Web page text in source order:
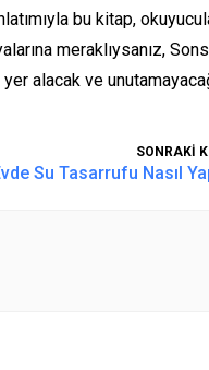
bu kitap,
meraklıysanız,
alacak ve
SONRAKİ
Su Tasarrufu Nasıl